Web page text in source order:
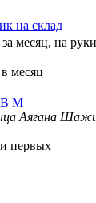
на склад
за месяц, на руки
месяц
М
Аягана
первых